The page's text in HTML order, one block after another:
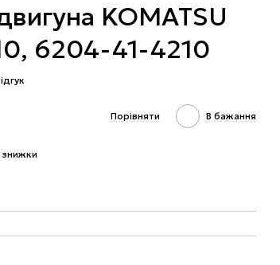
KOMATSU
6204-41-4210
Порівняти В бажання
знижки